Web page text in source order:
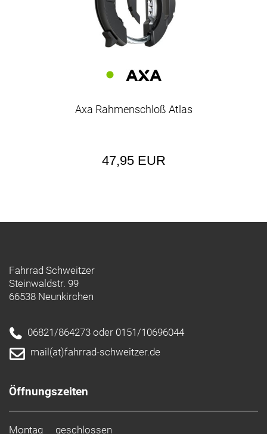
Axa Rahmenschloß Atlas
47,95 EUR
Fahrrad Schweitzer
Steinwaldstr. 99
66538 Neunkirchen
06821/864273 oder 0151/10696044
mail(at)fahrrad-schweitzer.de
Öffnungszeiten
Montag
geschlossen